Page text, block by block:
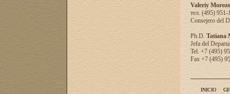
Valeriy
тел. (495) 951-
Consejero del
Ph.D. Tatiana
Jefa del
Tel. +7 (495)
Fax +7 (495)
INICIO